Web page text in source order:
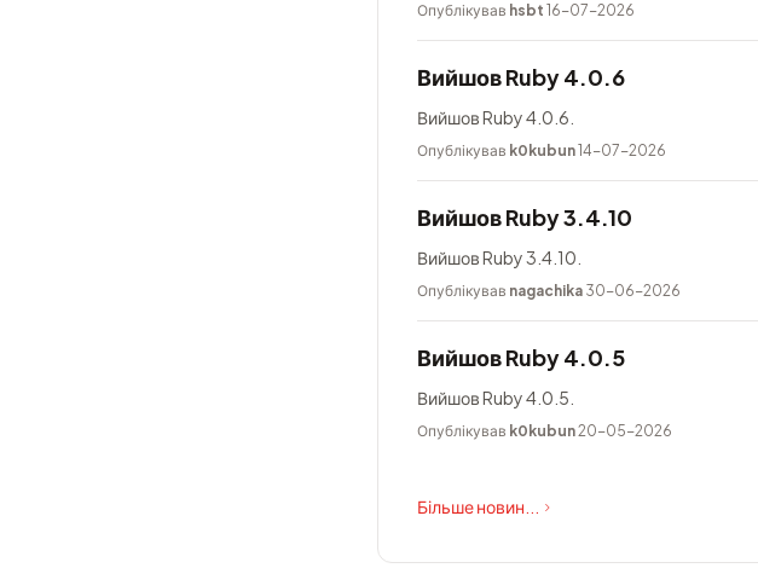
Опублікував hsbt 16-07-2026
Вийшов Ruby 4.0.6
Вийшов Ruby 4.0.6.
Опублікував k0kubun14-07-2026
Вийшов Ruby 3.4.10
Вийшов Ruby 3.4.10.
Опублікував nagachika 30-06-2026
Вийшов Ruby 4.0.5
Вийшов Ruby 4.0.5.
Опублікував k0kubun20-05-2026
Більше новин...